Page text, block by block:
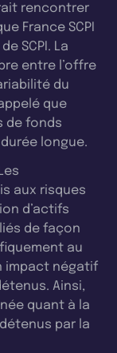
rencontrer
France SCPI
SCPI. La
entre l’offre
du
que
de fonds
longue.
Les
aux risques
d’actifs
de façon
au
impact négatif
Ainsi,
quant à la
par la